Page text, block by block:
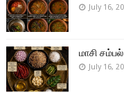
July 16,
மாசி
July 16,